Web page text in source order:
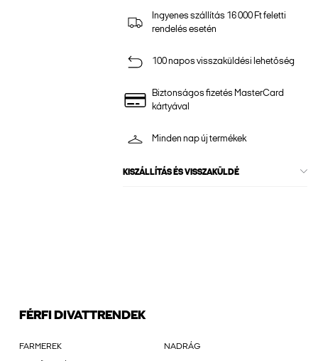
Ingyenes szállítás 16 000 Ft feletti
rendelés esetén
100 napos visszaküldési lehetőség
Biztonságos fizetés MasterCard
kártyával
Minden nap új termékek
KISZÁLLÍTÁS ÉS VISSZAKÜLDÉ
FÉRFI DIVATTRENDEK
FARMEREK NADRÁG